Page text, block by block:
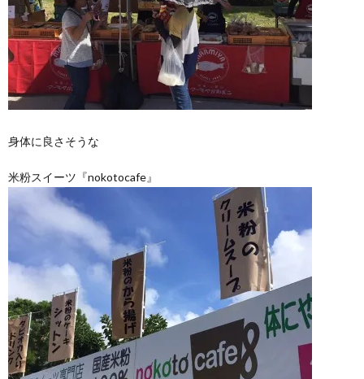
身体に良さそうな
米粉スイーツ『nokotocafe』